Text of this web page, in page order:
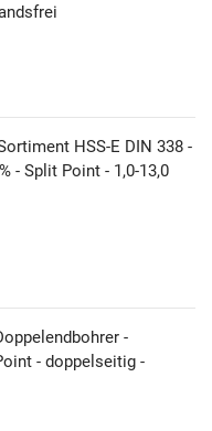
HSS-E DIN 338 -
- Split Point - 1,0-13,0
-
- doppelseitig -